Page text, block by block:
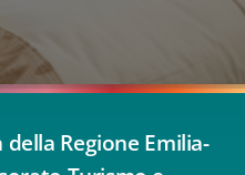
Regione Emilia-